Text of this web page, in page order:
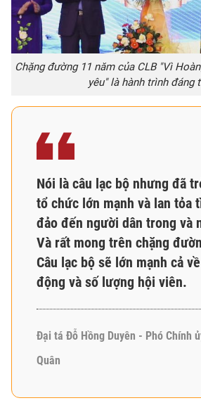
Chặng đường 11 năm của CLB "Vì
yêu" là hành trình đáng
Nói là câu lạc bộ nhưng đã
tổ chức lớn mạnh và lan tỏa
đảo đến người dân trong và
Và rất mong trên chặng
Câu lạc bộ sẽ lớn mạnh cả
động và số lượng hội viên.
Đại tá Đỗ Hồng Duyên - Phó Chính
Quân